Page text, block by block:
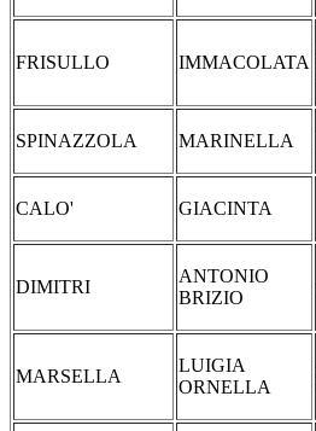
FRISULLO IMMACOLATA
SPINAZZOLA MARINELLA
CALO' GIACINTA
DIMITRI
ANTONIO
BRIZIO
MARSELLA
LUIGIA
ORNELLA